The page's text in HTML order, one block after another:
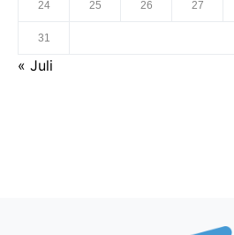
24 25 26 27
31
« Juli